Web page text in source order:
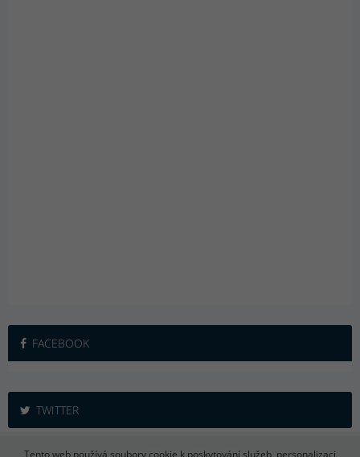
FACEBOOK
TWITTER
iSport365.cz © 2015 – 2026
Tento web používá soubory cookie k poskytování služeb, personalizaci